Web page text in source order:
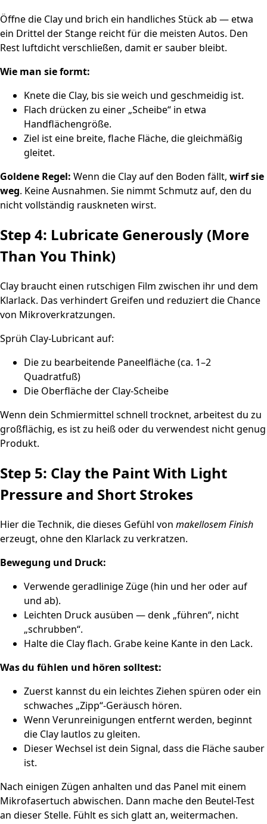
Öffne die Clay und brich ein handliches Stück ab — etwa
ein Drittel der Stange reicht für die meisten Autos. Den
Rest luftdicht verschließen, damit er sauber bleibt.
Wie man sie formt:
Knete die Clay, bis sie weich und geschmeidig ist.
Flach drücken zu einer „Scheibe“ in etwa
Handflächengröße.
Ziel ist eine breite, flache Fläche, die gleichmäßig
gleitet.
Goldene Regel: Wenn die Clay auf den Boden fällt, wirf sie
weg. Keine Ausnahmen. Sie nimmt Schmutz auf, den du
nicht vollständig rauskneten wirst.
Step 4: Lubricate Generously (More
Than You Think)
Clay braucht einen rutschigen Film zwischen ihr und dem
Klarlack. Das verhindert Greifen und reduziert die Chance
von Mikroverkratzungen.
Sprüh Clay-Lubricant auf:
Die zu bearbeitende Paneelfläche (ca. 1–2
Quadratfuß)
Die Oberfläche der Clay-Scheibe
Wenn dein Schmiermittel schnell trocknet, arbeitest du zu
großflächig, es ist zu heiß oder du verwendest nicht genug
Produkt.
Step 5: Clay the Paint With Light
Pressure and Short Strokes
Hier die Technik, die dieses Gefühl von makellosem Finish
erzeugt, ohne den Klarlack zu verkratzen.
Bewegung und Druck:
Verwende geradlinige Züge (hin und her oder auf
und ab).
Leichten Druck ausüben — denk „führen“, nicht
„schrubben“.
Halte die Clay flach. Grabe keine Kante in den Lack.
Was du fühlen und hören solltest:
Zuerst kannst du ein leichtes Ziehen spüren oder ein
schwaches „Zipp“-Geräusch hören.
Wenn Verunreinigungen entfernt werden, beginnt
die Clay lautlos zu gleiten.
Dieser Wechsel ist dein Signal, dass die Fläche sauber
ist.
Nach einigen Zügen anhalten und das Panel mit einem
Mikrofasertuch abwischen. Dann mache den Beutel-Test
an dieser Stelle. Fühlt es sich glatt an, weitermachen.